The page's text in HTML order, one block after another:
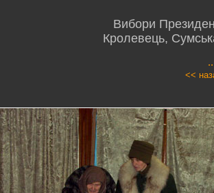
Вибори
Кролевець,
<<